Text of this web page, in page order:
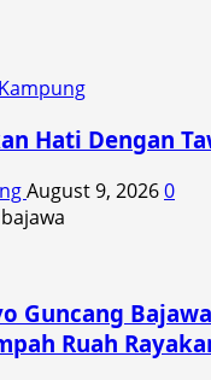
Hati Dengan
August 9, 20260
Guncang
Ruah